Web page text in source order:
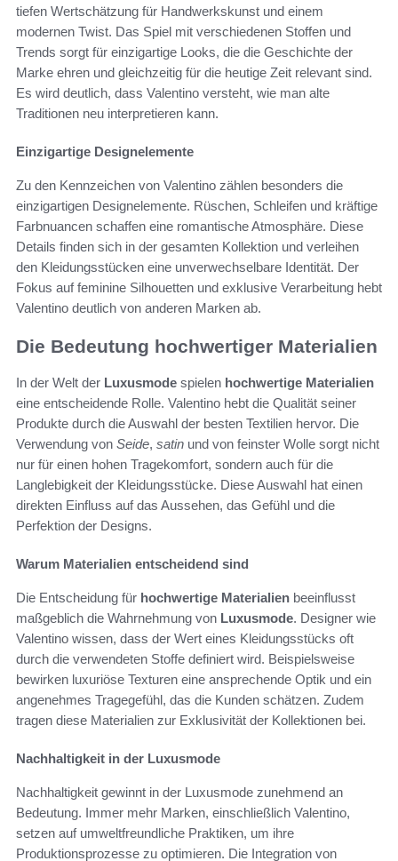
tiefen Wertschätzung für Handwerkskunst und einem
modernen Twist. Das Spiel mit verschiedenen Stoffen und
Trends sorgt für einzigartige Looks, die die Geschichte der
Marke ehren und gleichzeitig für die heutige Zeit relevant sind.
Es wird deutlich, dass Valentino versteht, wie man alte
Traditionen neu interpretieren kann.
Einzigartige Designelemente
Zu den Kennzeichen von Valentino zählen besonders die
einzigartigen Designelemente. Rüschen, Schleifen und kräftige
Farbnuancen schaffen eine romantische Atmosphäre. Diese
Details finden sich in der gesamten Kollektion und verleihen
den Kleidungsstücken eine unverwechselbare Identität. Der
Fokus auf feminine Silhouetten und exklusive Verarbeitung hebt
Valentino deutlich von anderen Marken ab.
Die Bedeutung hochwertiger Materialien
In der Welt der Luxusmode spielen hochwertige Materialien
eine entscheidende Rolle. Valentino hebt die Qualität seiner
Produkte durch die Auswahl der besten Textilien hervor. Die
Verwendung von Seide, satin und von feinster Wolle sorgt nicht
nur für einen hohen Tragekomfort, sondern auch für die
Langlebigkeit der Kleidungsstücke. Diese Auswahl hat einen
direkten Einfluss auf das Aussehen, das Gefühl und die
Perfektion der Designs.
Warum Materialien entscheidend sind
Die Entscheidung für hochwertige Materialien beeinflusst
maßgeblich die Wahrnehmung von Luxusmode. Designer wie
Valentino wissen, dass der Wert eines Kleidungsstücks oft
durch die verwendeten Stoffe definiert wird. Beispielsweise
bewirken luxuriöse Texturen eine ansprechende Optik und ein
angenehmes Tragegefühl, das die Kunden schätzen. Zudem
tragen diese Materialien zur Exklusivität der Kollektionen bei.
Nachhaltigkeit in der Luxusmode
Nachhaltigkeit gewinnt in der Luxusmode zunehmend an
Bedeutung. Immer mehr Marken, einschließlich Valentino,
setzen auf umweltfreundliche Praktiken, um ihre
Produktionsprozesse zu optimieren. Die Integration von